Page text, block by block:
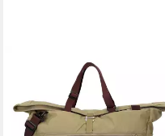
Shopper High Coast,
Polyester
119,95 €
lieferbar - in 2-3 Werktagen bei dir